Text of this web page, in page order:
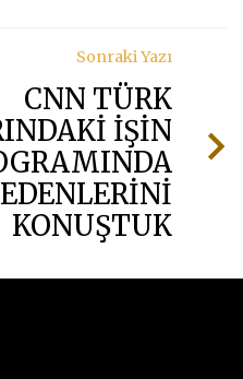
Sonraki Yazı
CNN TÜRK
İŞİN
KONUŞTUK